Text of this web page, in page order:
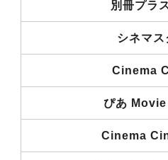
別冊プラ
シネマス
Cinema
ぴあ
Cinema